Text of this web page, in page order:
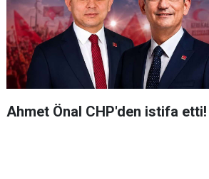
Ahmet Önal CHP'den istifa etti!